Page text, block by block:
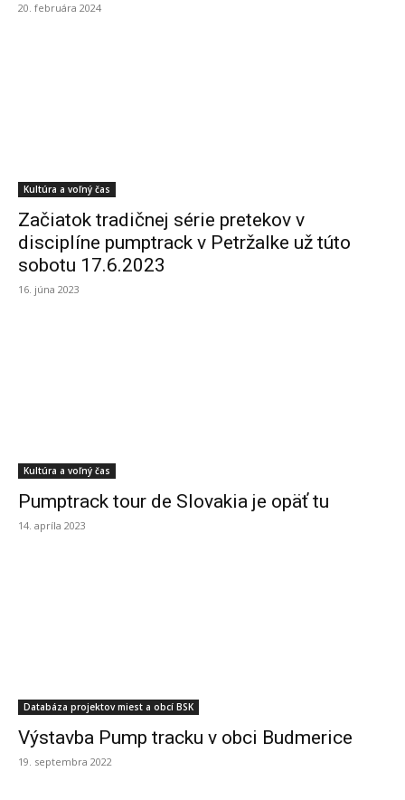
20. februára 2024
Kultúra a voľný čas
Začiatok tradičnej série pretekov v
disciplíne pumptrack v Petržalke už túto
sobotu 17.6.2023
16. júna 2023
Kultúra a voľný čas
Pumptrack tour de Slovakia je opäť tu
14. apríla 2023
Databáza projektov miest a obcí BSK
Výstavba Pump tracku v obci Budmerice
19. septembra 2022